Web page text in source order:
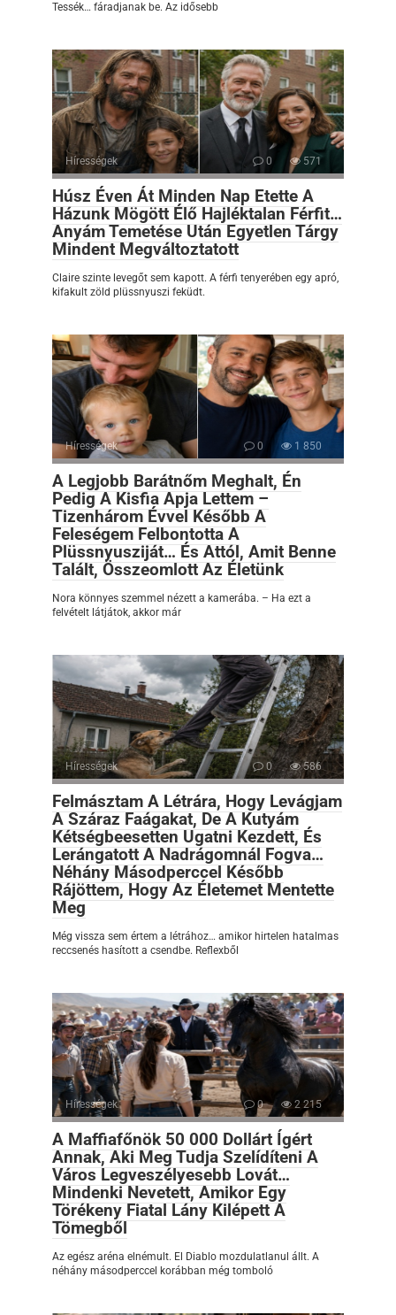
Tessék… fáradjanak be. Az idősebb
Hírességek 0 571
Húsz Éven Át Minden Nap Etette A
Házunk Mögött Élő Hajléktalan Férfit…
Anyám Temetése Után Egyetlen Tárgy
Mindent Megváltoztatott
Claire szinte levegőt sem kapott. A férfi tenyerében egy apró,
kifakult zöld plüssnyuszi feküdt.
Hírességek 0 1 850
A Legjobb Barátnőm Meghalt, Én
Pedig A Kisfia Apja Lettem –
Tizenhárom Évvel Később A
Feleségem Felbontotta A
Plüssnyusziját… És Attól, Amit Benne
Talált, Összeomlott Az Életünk
Nora könnyes szemmel nézett a kamerába. – Ha ezt a
felvételt látjátok, akkor már
Hírességek 0 586
Felmásztam A Létrára, Hogy Levágjam
A Száraz Faágakat, De A Kutyám
Kétségbeesetten Ugatni Kezdett, És
Lerángatott A Nadrágomnál Fogva…
Néhány Másodperccel Később
Rájöttem, Hogy Az Életemet Mentette
Meg
Még vissza sem értem a létrához… amikor hirtelen hatalmas
reccsenés hasított a csendbe. Reflexből
Hírességek 0 2 215
A Maffiafőnök 50 000 Dollárt Ígért
Annak, Aki Meg Tudja Szelídíteni A
Város Legveszélyesebb Lovát…
Mindenki Nevetett, Amikor Egy
Törékeny Fiatal Lány Kilépett A
Tömegből
Az egész aréna elnémult. El Diablo mozdulatlanul állt. A
néhány másodperccel korábban még tomboló